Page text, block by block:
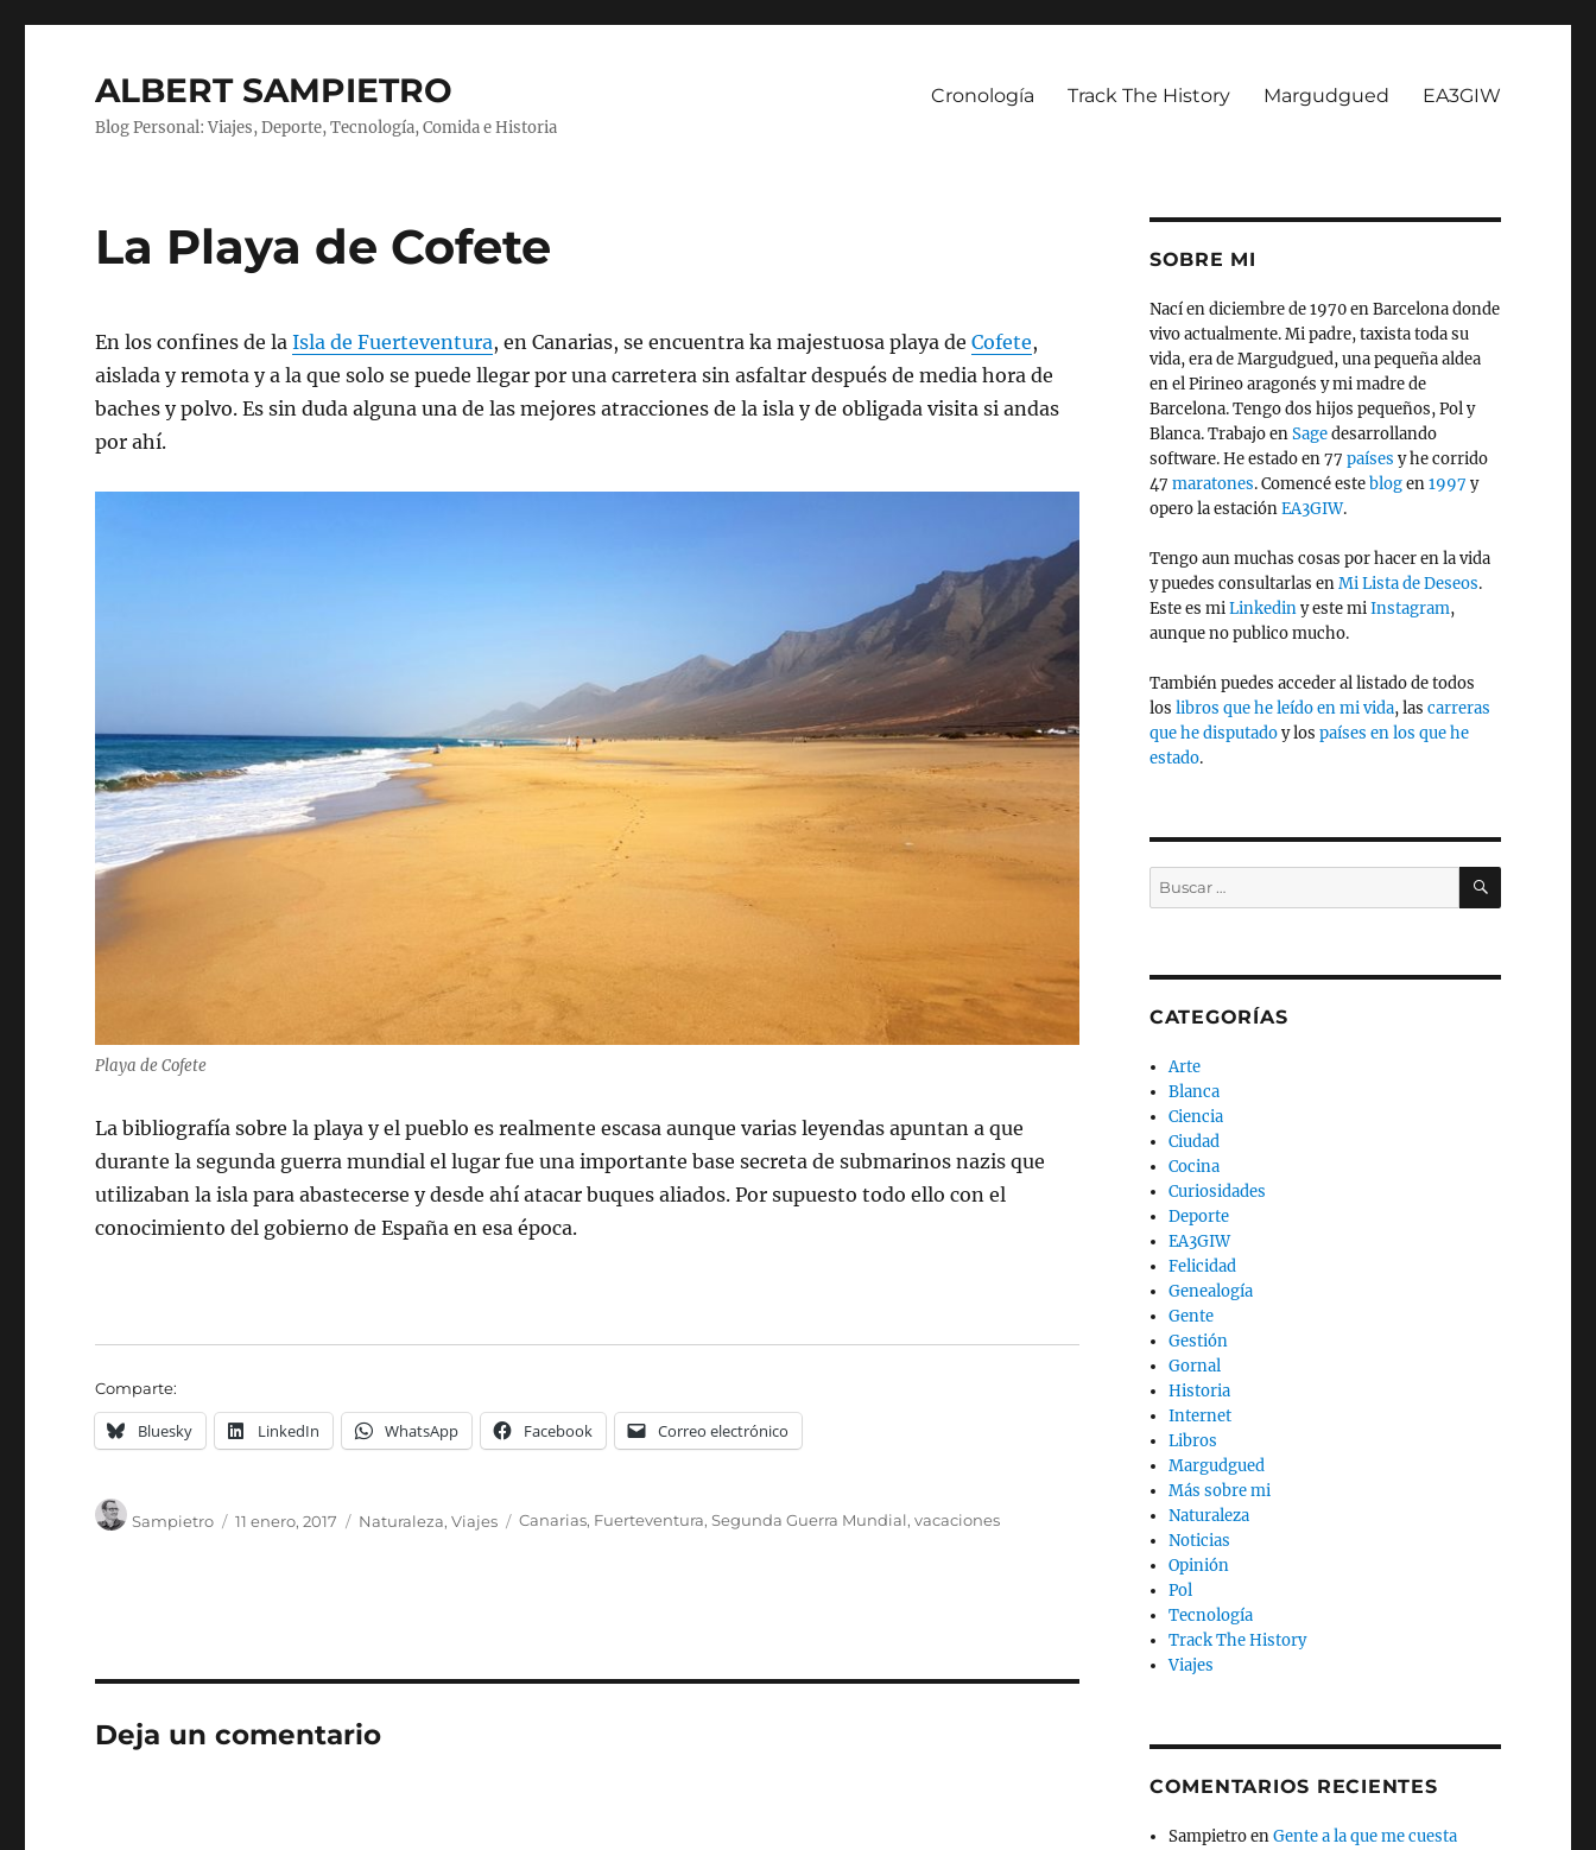
ALBERT SAMPIETRO
Blog Personal: Viajes, Deporte, Tecnología, Comida e Historia
Cronología Track The History Margudgued EA3GIW
La Playa de Cofete
En los confines de laIsla de Fuerteventura, en Canarias, se encuentra ka majestuosa playa deCofete,
aislada y remota y a la que solo se puede llegar por una carretera sin asfaltar después de media hora de
baches y polvo. Es sin duda alguna una de las mejores atracciones de la isla y de obligada visita si andas
por ahí.
Playa de Cofete
La bibliografía sobre la playa y el pueblo es realmente escasa aunque varias leyendas apuntan a que
durante la segunda guerra mundial el lugar fue una importante base secreta de submarinos nazis que
utilizaban la isla para abastecerse y desde ahí atacar buques aliados. Por supuesto todo ello con el
conocimiento del gobierno de España en esa época.
Comparte:
Bluesky LinkedIn WhatsApp Facebook Correo electrónico
Sampietro 11 enero, 2017 Naturaleza,Viajes
Etiquetas
Canarias, Fuerteventura,Segunda Guerra Mundial,vacaciones
Deja un comentario
SOBRE MI
Nací en diciembre de 1970 en Barcelona donde
vivo actualmente. Mi padre, taxista toda su
vida, era de Margudgued, una pequeña aldea
en el Pirineo aragonés y mi madre de
Barcelona. Tengo dos hijos pequeños, Pol y
Blanca. Trabajo enSagedesarrollando
software. He estado en 77 países y he corrido
47 maratones. Comencé esteblogen1997 y
opero la estaciónEA3GIW.
Tengo aun muchas cosas por hacer en la vida
y puedes consultarlas enMi Lista de Deseos.
Este es miLinkediny este miInstagram,
aunque no publico mucho.
También puedes acceder al listado de todos
los libros que he leído en mi vida, las carreras
que he disputadoy los países en los que he
estado.
Buscar
por:
BUSCAR
CATEGORÍAS
Arte
Blanca
Ciencia
Ciudad
Cocina
Curiosidades
Deporte
EA3GIW
Felicidad
Genealogía
Gente
Gestión
Gornal
Historia
Internet
Libros
Margudgued
Más sobre mi
Naturaleza
Noticias
Opinión
Pol
Tecnología
Track The History
Viajes
COMENTARIOS RECIENTES
SampietroenGente a la que me cuesta